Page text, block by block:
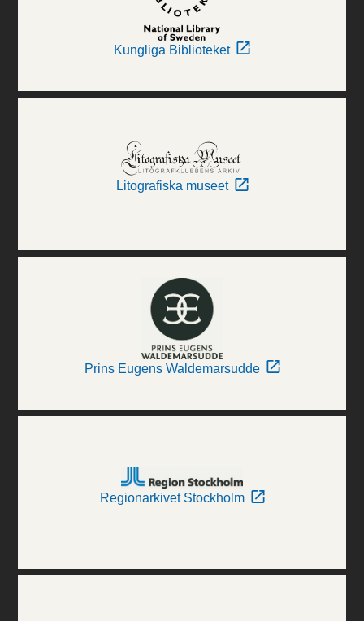
Kungliga Biblioteket
Litografiska museet
Prins Eugens Waldemarsudde
Regionarkivet Stockholm